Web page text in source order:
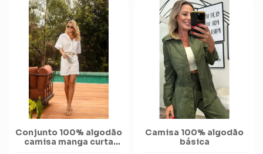
Conjunto 100% algodão
camisa manga curta
Camisa 100% algodão
básica